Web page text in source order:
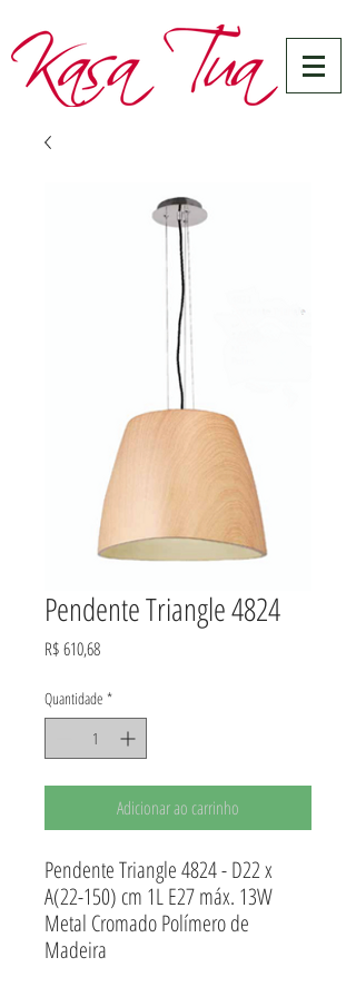
Pendente Triangle 4824
R$ 610,68Preço
Quantidade *
Adicionar ao carrinho
Pendente Triangle 4824 - D22 x
A(22-150) cm 1L E27 máx. 13W
Metal Cromado Polímero de
Madeira